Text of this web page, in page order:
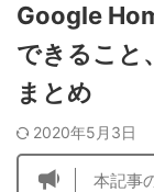
Google
できること
まとめ
2020年5月3日
本記事